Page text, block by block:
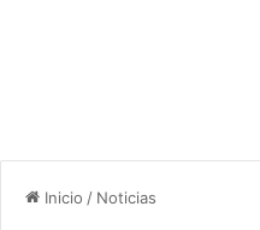
Inicio / Noticias